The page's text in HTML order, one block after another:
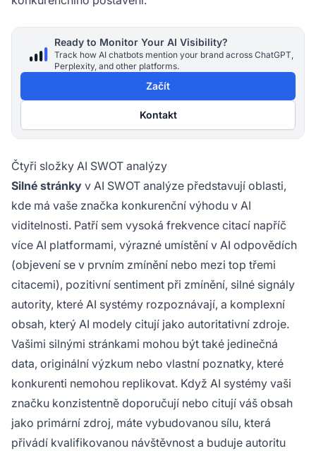
Ready to Monitor Your AI Visibility?
Track how AI chatbots mention your brand across ChatGPT,
Perplexity, and other platforms.
Začít
Kontakt
Čtyři složky AI SWOT analýzy
Silné stránky v AI SWOT analýze představují oblasti,
kde má vaše značka konkurenční výhodu v AI
viditelnosti. Patří sem vysoká frekvence citací napříč
více AI platformami, výrazné umístění v AI odpovědích
(objevení se v prvním zmínění nebo mezi top třemi
citacemi), pozitivní sentiment při zmínění, silné signály
autority, které AI systémy rozpoznávají, a komplexní
obsah, který AI modely citují jako autoritativní zdroje.
Vašimi silnými stránkami mohou být také jedinečná
data, originální výzkum nebo vlastní poznatky, které
konkurenti nemohou replikovat. Když AI systémy vaši
značku konzistentně doporučují nebo citují váš obsah
jako primární zdroj, máte vybudovanou sílu, která
přivádí kvalifikovanou návštěvnost a buduje autoritu